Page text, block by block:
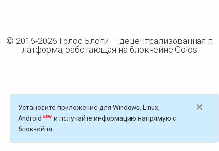
© 2016-2026 Голос Блоги — децентрализованная п
латформа, работающая на блокчейне Golos
×
Установите приложение для Windows, Linux,
Android
и получайте информацию напрямую с
блокчейна